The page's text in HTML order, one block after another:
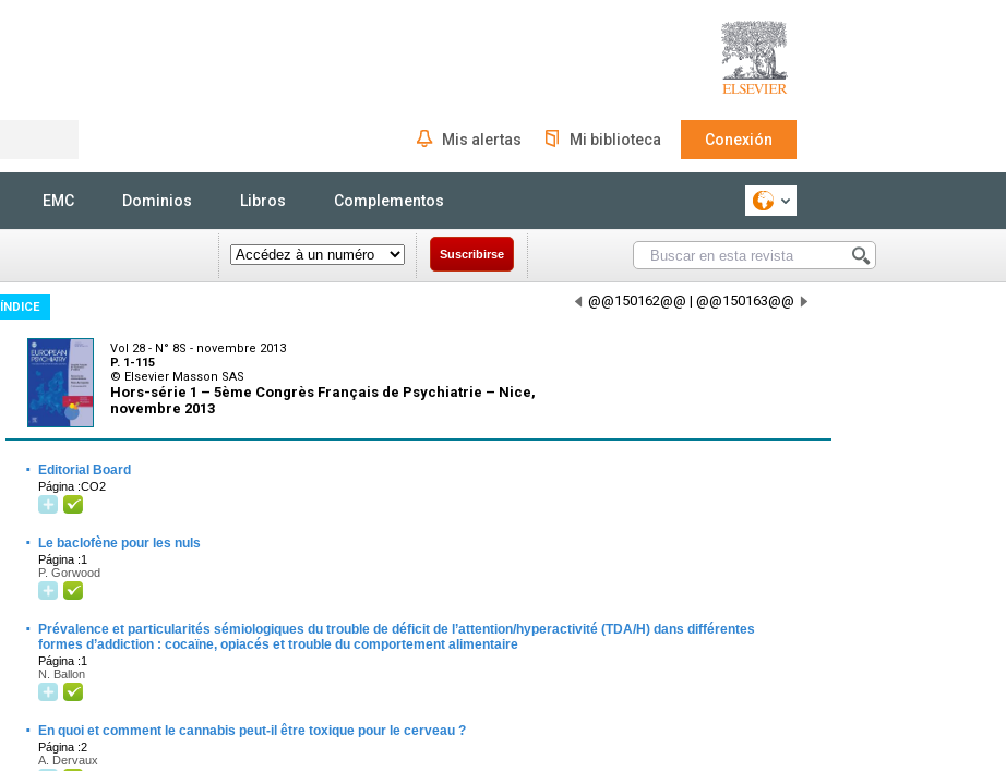
Mis alertas Mi biblioteca Conexión
EMC Dominios Libros Complementos
Suscribirse
ÍNDICE @@150162@@ | @@150163@@
Vol 28 - N° 8S - novembre 2013
P. 1-115
© Elsevier Masson SAS
Hors-série 1 – 5ème Congrès Français de Psychiatrie – Nice,
novembre 2013
· Editorial Board
Página :CO2
· Le baclofène pour les nuls
Página :1
P. Gorwood
·
Prévalence et particularités sémiologiques du trouble de déficit de l’attention/hyperactivité (TDA/H) dans différentes
formes d’addiction : cocaïne, opiacés et trouble du comportement alimentaire
Página :1
N. Ballon
· En quoi et comment le cannabis peut-il être toxique pour le cerveau ?
Página :2
A. Dervaux